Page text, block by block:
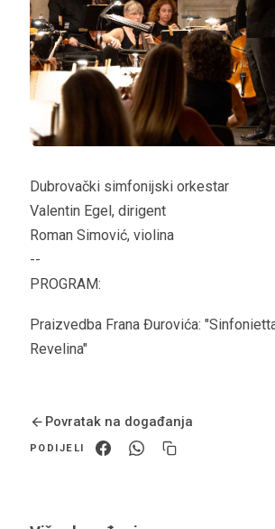
Dubrovački simfonijski orkestar
Valentin Egel, dirigent
Roman Simović, violina
--
PROGRAM:
Praizvedba Frana Đurovića:
Revelina"
Povratak na događanja
PODIJELI